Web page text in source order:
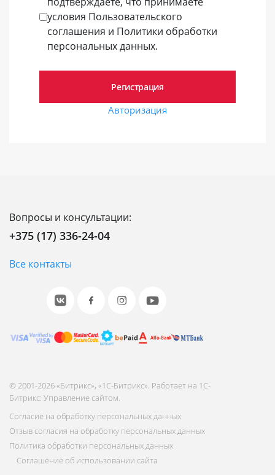
условия Пользовательского
соглашения и Политики обработки
персональных данных.
Авторизация
Вопросы и консультации:
+375 (17) 336-24-04
Все контакты
© 2001-2026 «Битрикс», «1С-Битрикс». Работает на 1С-
Битрикс: Управление сайтом.
Согласие на обработку персональных данных
Отзыв согласия на обработку персональных данных
Политика обработки персональных данных
Соглашение об использовании сайта